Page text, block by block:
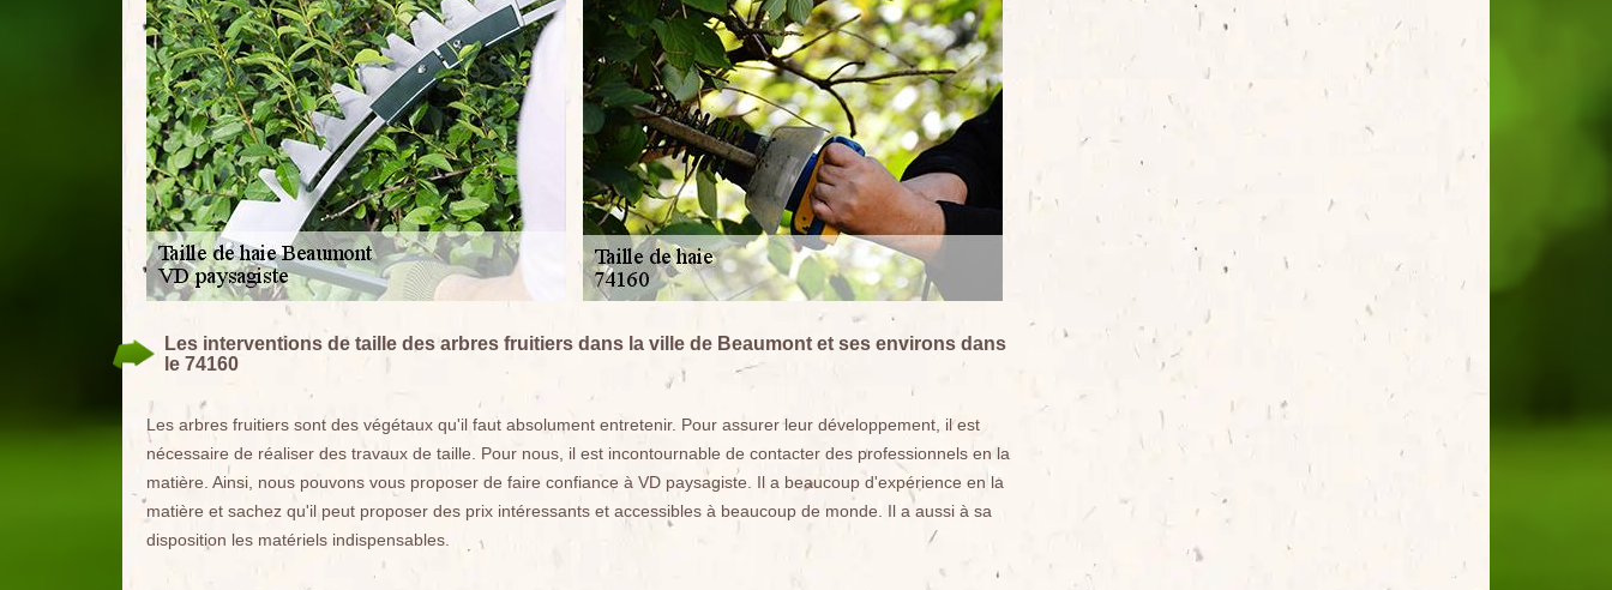
Les interventions de taille des arbres fruitiers dans la ville de Beaumont et ses environs dans
le 74160
Les arbres fruitiers sont des végétaux qu'il faut absolument entretenir. Pour assurer leur développement, il est
nécessaire de réaliser des travaux de taille. Pour nous, il est incontournable de contacter des professionnels en la
matière. Ainsi, nous pouvons vous proposer de faire confiance à VD paysagiste. Il a beaucoup d'expérience en la
matière et sachez qu'il peut proposer des prix intéressants et accessibles à beaucoup de monde. Il a aussi à sa
disposition les matériels indispensables.